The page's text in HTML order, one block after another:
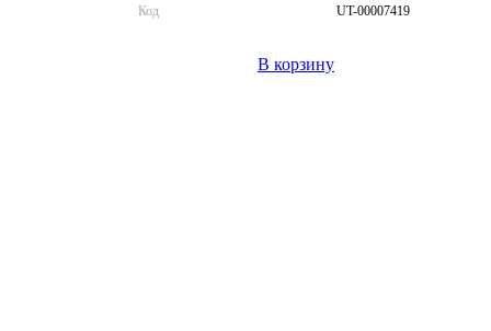
Код
UT-00007419
В корзину